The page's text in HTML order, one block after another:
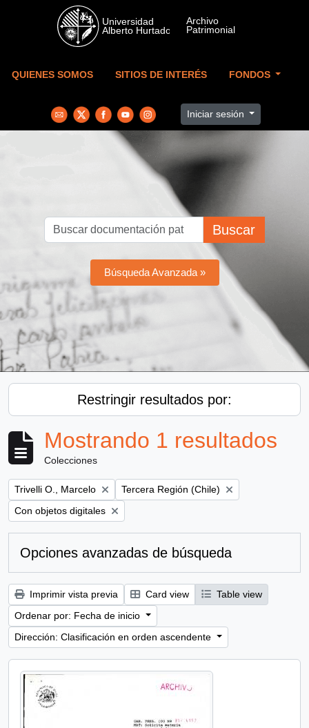
Skip to main content
QUIENES SOMOS SITIOS DE INTERÉS FONDOS
Iniciar sesión
Buscar
Búsqueda Avanzada »
Restringir resultados por:
Mostrando 1 resultados
Colecciones
Remove filter:
Trivelli O., Marcelo Remove filter:
Tercera Región (Chile)
Remove filter:
Con objetos digitales
Opciones avanzadas de búsqueda
Imprimir vista previa Card view
Table view
Ordenar por: Fecha de inicio
Dirección: Clasificación en orden ascendente